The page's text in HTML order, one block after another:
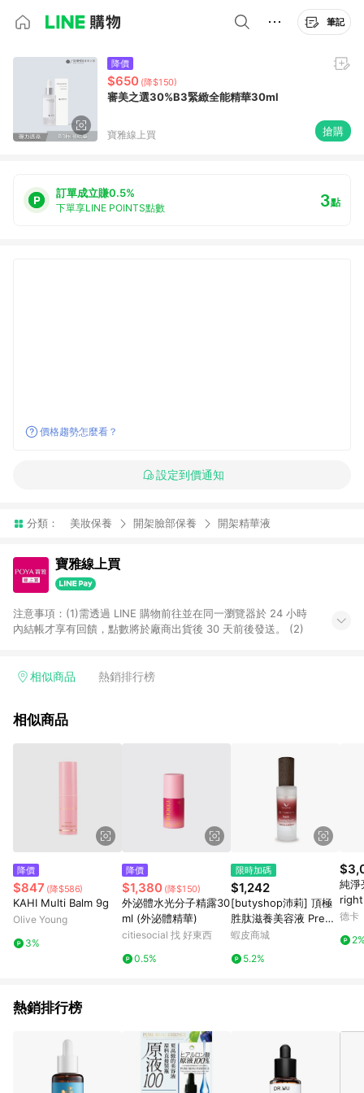
筆記
降價
$650 (降$150)
審美之選30%B3緊緻全能精華30ml
寶雅線上買 搶購
訂單成立賺0.5%
下單享LINE POINTS點數 3點
價格趨勢怎麼看？
設定到價通知
分類： 美妝保養 開架臉部保養 開架精華液
寶雅線上買
注意事項：(1)需透過 LINE 購物前往並在同一瀏覽器於 24 小時
內結帳才享有回饋，點數將於廠商出貨後 30 天前後發送。 (2)
相似商品 熱銷排行榜
相似商品
降價
$847 (降$586)
KAHI Multi Balm 9g
Olive Young
3%
降價
$1,380 (降$150)
外泌體水光分子精露30
ml (外泌體精華)
citiesocial 找 好東西
0.5%
限時加碼
$1,242
[butyshop沛莉] 頂極
胜肽滋養美容液 Premi
um Peptide Nourishi
蝦皮商城
5.2%
純淨
德卡
熱銷排行榜